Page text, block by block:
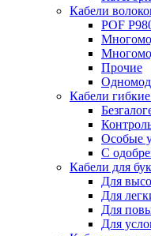
Кабели
POF
Прочие
Кабели
Особые
С
Кабели для
Для
Для
Для
Для